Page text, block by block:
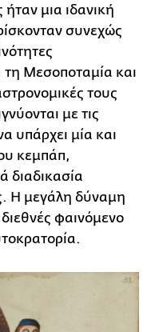
μια ιδανική
συνεχώς
τη Μεσοποταμία και
τους
με τις
υπάρχει μία και
κεμπάπ,
διαδικασία
Η μεγάλη δύναμη
φαινόμενο